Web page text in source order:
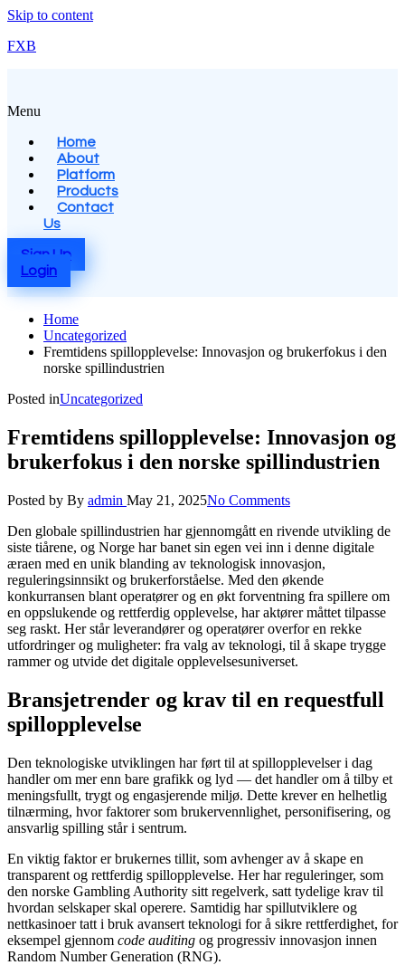
Skip to content
FXB
Menu
Home
About
Platform
Products
Contact
Us
Sign Up
Login
Home
Uncategorized
Fremtidens spillopplevelse: Innovasjon og brukerfokus i den
norske spillindustrien
Posted inUncategorized
Fremtidens spillopplevelse: Innovasjon og
brukerfokus i den norske spillindustrien
Posted by By admin May 21, 2025No Comments
Den globale spillindustrien har gjennomgått en rivende utvikling de
siste tiårene, og Norge har banet sin egen vei inn i denne digitale
æraen med en unik blanding av teknologisk innovasjon,
reguleringsinnsikt og brukerforståelse. Med den økende
konkurransen blant operatører og en økt forventning fra spillere om
en oppslukende og rettferdig opplevelse, har aktører måttet tilpasse
seg raskt. Her står leverandører og operatører overfor en rekke
utfordringer og muligheter: fra valg av teknologi, til å skape trygge
rammer og utvide det digitale opplevelsesuniverset.
Bransjetrender og krav til en requestfull
spillopplevelse
Den teknologiske utviklingen har ført til at spillopplevelser i dag
handler om mer enn bare grafikk og lyd — det handler om å tilby et
meningsfullt, trygt og engasjerende miljø. Dette krever en helhetlig
tilnærming, hvor faktorer som brukervennlighet, personifisering, og
ansvarlig spilling står i sentrum.
En viktig faktor er brukernes tillit, som avhenger av å skape en
transparent og rettferdig spillopplevelse. Her har reguleringer, som
den norske Gambling Authority sitt regelverk, satt tydelige krav til
hvordan selskaper skal operere. Samtidig har spillutviklere og
nettkasinoer tatt i bruk avansert teknologi for å sikre rettferdighet, for
eksempel gjennom code auditing og progressiv innovasjon innen
Random Number Generation (RNG).